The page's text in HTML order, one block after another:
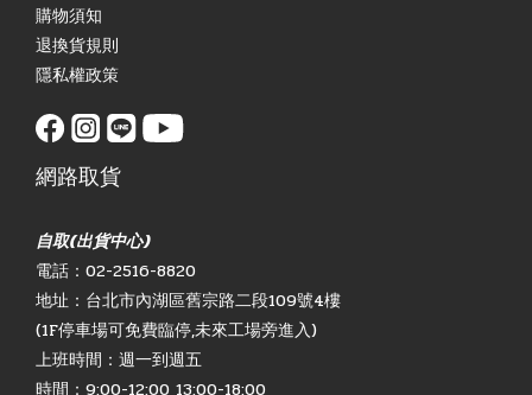
購物須知
退換貨規則
隱私權政策
網路取貨
自取(出貨中心)
電話：02-2516-8820
地址：台北市內湖區舊宗路二段109號4樓
(1F停車場可免費臨停,未來工場旁進入)
上班時間：週一到週五
時間：9:00-12:00 13:00-18:00